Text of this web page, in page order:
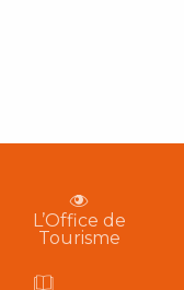
L’Office de
Tourisme